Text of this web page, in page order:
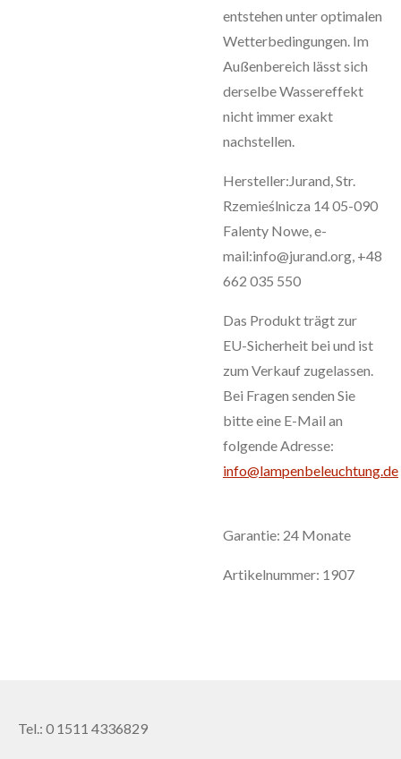
entstehen unter optimalen
Wetterbedingungen. Im
Außenbereich lässt sich
derselbe Wassereffekt
nicht immer exakt
nachstellen.
Hersteller:Jurand, Str.
Rzemieślnicza 14 05-090
Falenty Nowe, e-
mail:info@jurand.org, +48
662 035 550
Das Produkt trägt zur
EU-Sicherheit bei und ist
zum Verkauf zugelassen.
Bei Fragen senden Sie
bitte eine E-Mail an
folgende Adresse:
info@lampenbeleuchtung.de
Garantie: 24 Monate
Artikelnummer: 1907
Tel.: 0 1511 4336829